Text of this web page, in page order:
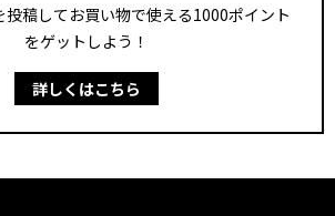
投稿してお買い物で使える1000ポイント
をゲットしよう！
詳しくはこちら